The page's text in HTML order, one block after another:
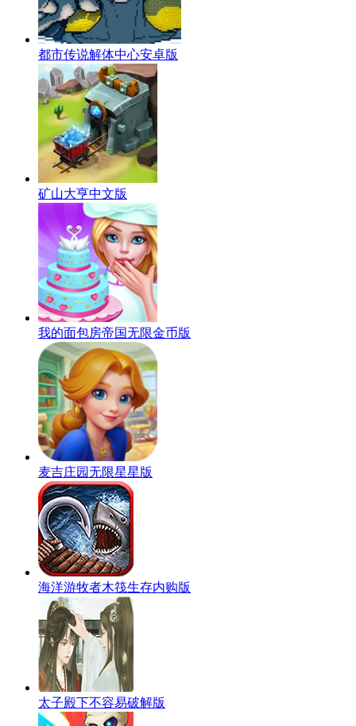
都市传说解体中心安卓版
矿山大亨中文版
我的面包房帝国无限金币版
麦吉庄园无限星星版
海洋游牧者木筏生存内购版
太子殿下不容易破解版